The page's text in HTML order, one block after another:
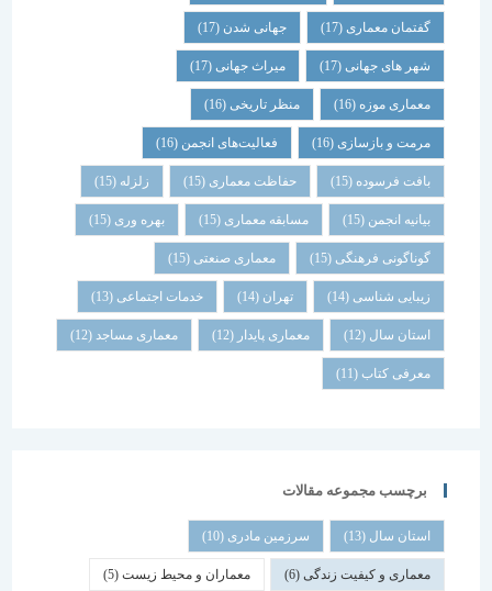
گفتمان معماری (17) جهانی شدن(17)
شهر های جهانی(17) میراث جهانی(17)
معماری موزه(16) منظر تاریخی (16)
مرمت و بازسازی(16) فعالیت‌های انجمن(16)
بافت فرسوده (15) حفاظت معماری (15) زلزله
بیانیه انجمن(15) مسابقه معماری (15) بهره وری(15)
گوناگونی فرهنگی (15) معماری صنعتی(15)
زیبایی شناسی (14) تهران خدمات اجتماعی (13)
استان سال(12) معماری پایدار (12) معماری مساجد(12)
معرفی کتاب(11)
برچسب مجموعه مقالات
استان سال(13) سرزمین مادری(10)
معماری و کیفیت زندگی(6) معماران و محیط زیست(5)